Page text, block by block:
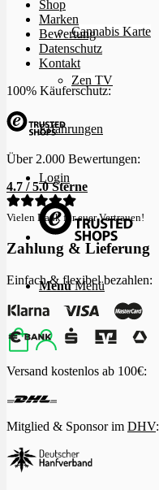
Cannabis Karte
Zen TV
Erfahrungen
Login
Menü Menü
Shop
Marken
Bewertung
Datenschutz
Kontakt
100% Käuferschutz:
Über 2.000 Bewertungen:
4.7 / 5.0 Sterne
Vielen Dank für euer Vertrauen!
Zahlung & Lieferung
Einfach & flexibel bezahlen:
Versand kostenlos ab 100€:
Mitglied & Sponsor im DHV: